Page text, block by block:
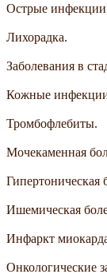
Острые
Лихорадка.
Заболевания в
Кожные
Тромбофлебиты.
Мочекаменная
Гипертоническая
Ишемическая
Инфаркт
Онкологические